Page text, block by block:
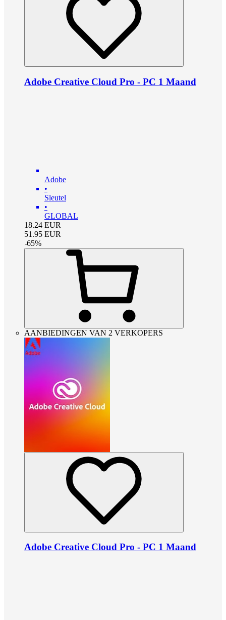
Adobe Creative Cloud Pro - PC 1 Maand
Adobe
•
Sleutel
•
GLOBAL
18.24 EUR
51.95 EUR
-65%
AANBIEDINGEN VAN 2 VERKOPERS
Adobe Creative Cloud Pro - PC 1 Maand